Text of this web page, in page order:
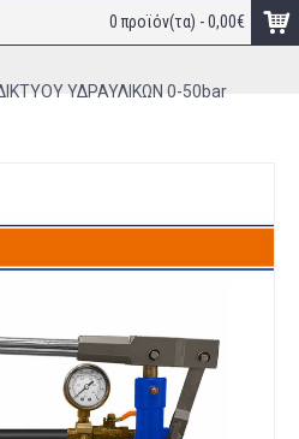
0 προϊόν(τα) - 0,00€
ΥΔΡΑΥΛΙΚΩΝ 0-50bar